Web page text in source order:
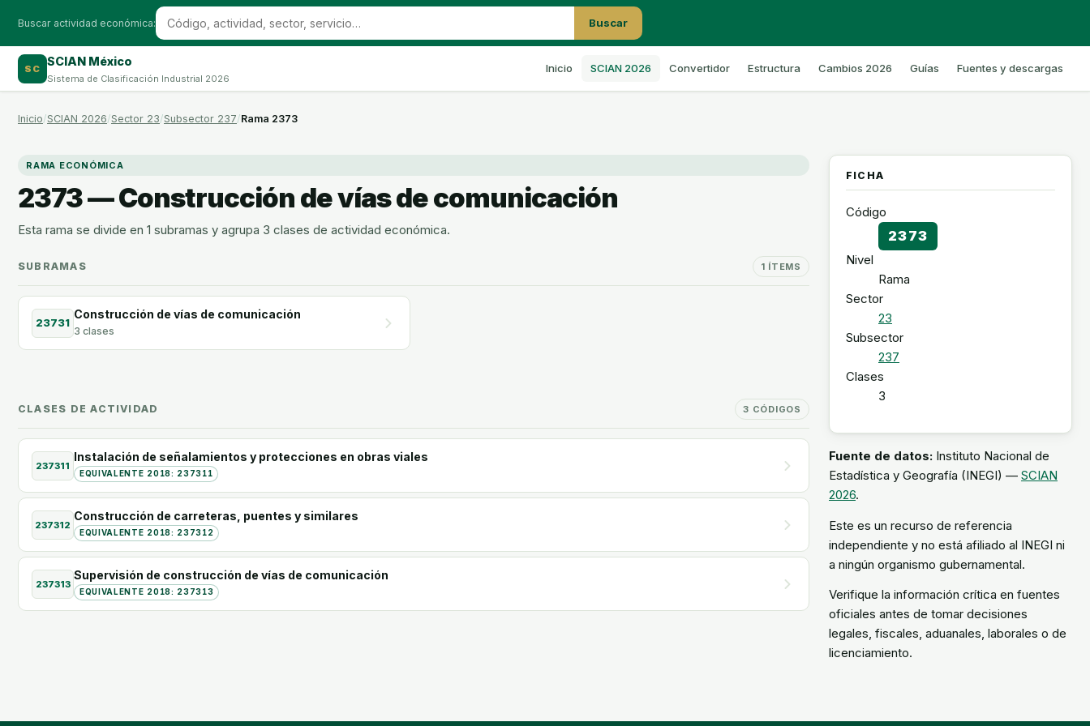
Buscar actividad económica: Buscar
SC
SCIAN México
Sistema de Clasificación Industrial 2026
Inicio SCIAN 2026 Convertidor Estructura Cambios 2026 Guías Fuentes y descargas
Inicio SCIAN 2026 Sector 23 Subsector 237 Rama 2373
RAMA ECONÓMICA
2373 — Construcción de vías de comunicación
Esta rama se divide en 1 subramas y agrupa 3 clases de actividad económica.
SUBRAMAS 1 ÍTEMS
23731
Construcción de vías de comunicación
3 clases
CLASES DE ACTIVIDAD 3 CÓDIGOS
237311
Instalación de señalamientos y protecciones en obras viales
EQUIVALENTE 2018: 237311
237312
Construcción de carreteras, puentes y similares
EQUIVALENTE 2018: 237312
237313
Supervisión de construcción de vías de comunicación
EQUIVALENTE 2018: 237313
FICHA
Código
2373
Nivel
Rama
Sector
23
Subsector
237
Clases
3
Fuente de datos: Instituto Nacional de
Estadística y Geografía (INEGI) — SCIAN
2026.
Este es un recurso de referencia
independiente y no está afiliado al INEGI ni
a ningún organismo gubernamental.
Verifique la información crítica en fuentes
oficiales antes de tomar decisiones
legales, fiscales, aduanales, laborales o de
licenciamiento.